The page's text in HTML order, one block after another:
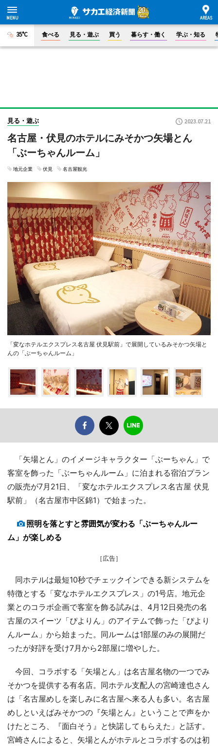
35°C 食べる 見る・遊ぶ 買う 暮らす・働く 学ぶ・知る
見る・遊ぶ 2023.07.21
名古屋・伏見のホテルにみそかつ矢場とん
「ぶーちゃんルーム」
地元企業 伏見 名古屋観光
「変なホテルエクスプレス名古屋 伏見駅前」で展開しているみそかつ矢場と
んの「ぶーちゃんルーム」
「矢場とん」のイメージキャラクター「ぶーちゃん」で
客室を飾った「ぶーちゃんルーム」に泊まれる宿泊プラン
の販売が7月21日、「変なホテルエクスプレス名古屋 伏見
駅前」（名古屋市中区錦1）で始まった。
照明を落とすと雰囲気が変わる「ぶーちゃんルー
ム」が楽しめる
［広告］
同ホテルは最短10秒でチェックインできる新システムを
特徴とする「変なホテルエクスプレス」の1号店。地元企
業とのコラボ企画で客室を飾る試みは、4月12日発売の名
古屋のスイーツ「ぴよりん」のアイテムで飾った「ぴより
んルーム」から始まった。同ルームは1部屋のみの展開だ
ったが好評を受け7月から2部屋に増やした。
今回、コラボする「矢場とん」は名古屋名物の一つでみ
そかつを提供する有名店。同ホテル支配人の宮崎達也さん
は「名古屋めしを楽しみに名古屋へ来る人も多い。名古屋
めしといえばみそかつの『矢場とん』ということで声をか
けたところ、『面白そう』と快諾してもらえた」と話す。
宮崎さんによると、矢場とんがホテルとコラボするのは初